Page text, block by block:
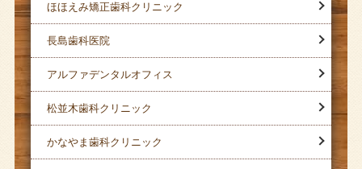
ほほえみ矯正歯科クリニック
長島歯科医院
アルファデンタルオフィス
松並木歯科クリニック
かなやま歯科クリニック